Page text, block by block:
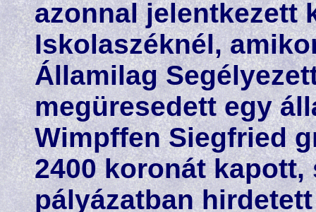
azonnal jelentkezett
Iskolaszéknél,
Államilag
megüresedett egy
Wimpffen Siegfried
2400 koronát kapott,
pályázatban